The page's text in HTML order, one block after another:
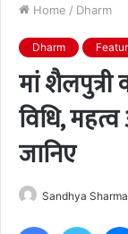
Home / Dharm
Dharm
मां
विधि,
जानिए
Sandhya Sharma
Facebook